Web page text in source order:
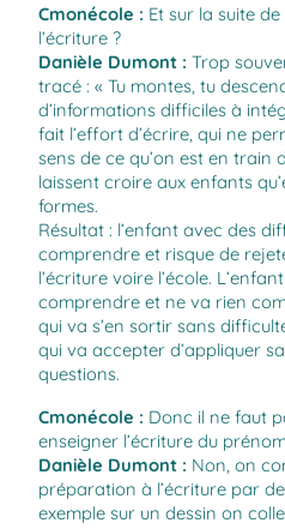
Cmonécole : Et sur la suite
l’écriture ?
Danièle Dumont : Trop
tracé : « Tu montes, tu
d’informations difficiles à
fait l’effort d’écrire, qui ne
sens de ce qu’on est en train
laissent croire aux enfants
formes.
Résultat : l’enfant avec des
comprendre et risque de
l’écriture voire l’école.
comprendre et ne va rien
qui va s’en sortir sans
qui va accepter d’appliquer
questions.
Cmonécole : Donc il ne faut
enseigner l’écriture du
Danièle Dumont : Non, on
préparation à l’écriture par
exemple sur un dessin on